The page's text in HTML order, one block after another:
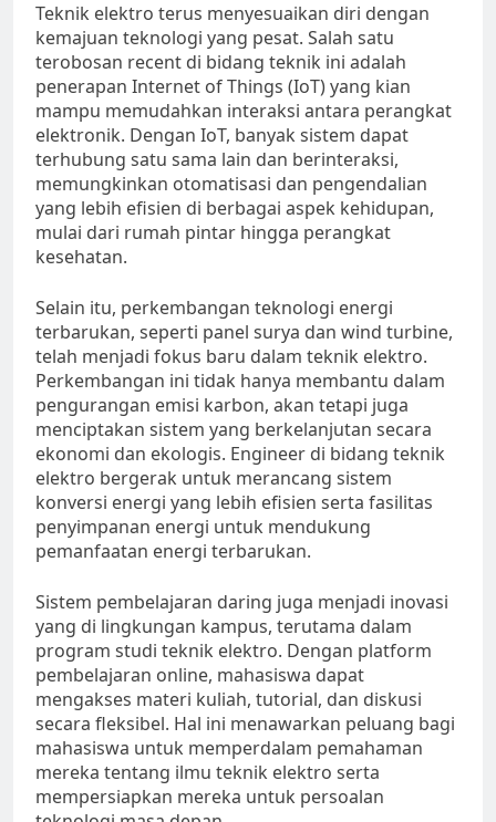
Teknik elektro terus menyesuaikan diri dengan
kemajuan teknologi yang pesat. Salah satu
terobosan recent di bidang teknik ini adalah
penerapan Internet of Things (IoT) yang kian
mampu memudahkan interaksi antara perangkat
elektronik. Dengan IoT, banyak sistem dapat
terhubung satu sama lain dan berinteraksi,
memungkinkan otomatisasi dan pengendalian
yang lebih efisien di berbagai aspek kehidupan,
mulai dari rumah pintar hingga perangkat
kesehatan.
Selain itu, perkembangan teknologi energi
terbarukan, seperti panel surya dan wind turbine,
telah menjadi fokus baru dalam teknik elektro.
Perkembangan ini tidak hanya membantu dalam
pengurangan emisi karbon, akan tetapi juga
menciptakan sistem yang berkelanjutan secara
ekonomi dan ekologis. Engineer di bidang teknik
elektro bergerak untuk merancang sistem
konversi energi yang lebih efisien serta fasilitas
penyimpanan energi untuk mendukung
pemanfaatan energi terbarukan.
Sistem pembelajaran daring juga menjadi inovasi
yang di lingkungan kampus, terutama dalam
program studi teknik elektro. Dengan platform
pembelajaran online, mahasiswa dapat
mengakses materi kuliah, tutorial, dan diskusi
secara fleksibel. Hal ini menawarkan peluang bagi
mahasiswa untuk memperdalam pemahaman
mereka tentang ilmu teknik elektro serta
mempersiapkan mereka untuk persoalan